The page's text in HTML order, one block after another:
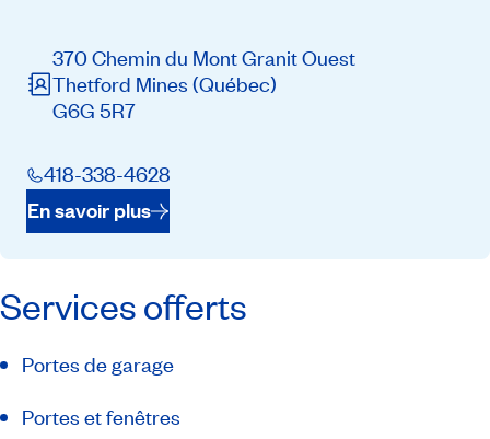
370 Chemin du Mont Granit Ouest
Thetford Mines (Québec)
G6G 5R7
418-338-4628
En savoir plus
Services offerts
Portes de garage
Portes et fenêtres